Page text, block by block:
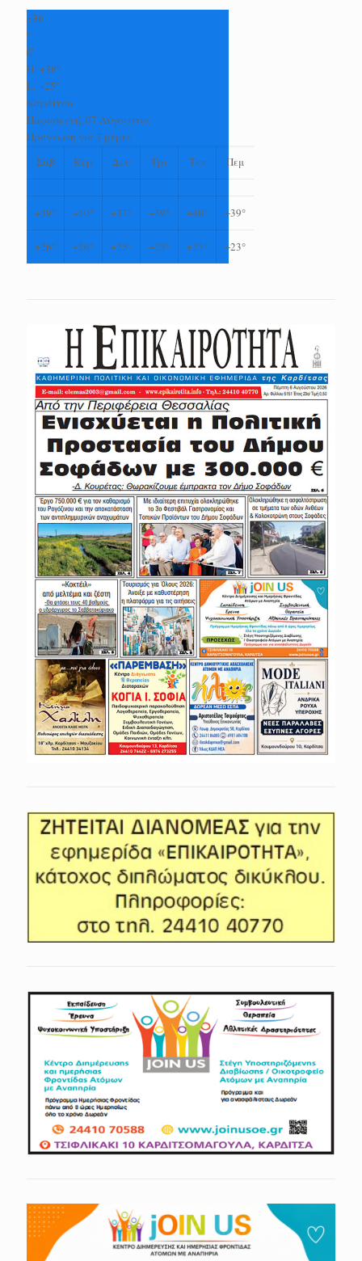
+36
°
C
H: +38°
L: +25°
Καρδίτσα
Παρασκευή, 07 Αύγουστος
Πρόγνωση για 7 μέρες
Σαβ
Κυρ Δευ Τρι Τετ Πεμ
+39° +40° +37° +39° +40° +39°
+26° +26° +25° +23° +23° +23°